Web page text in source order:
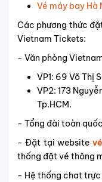
Vé máy bay Hà
Các phương thức
Vietnam Tickets:
- Văn phòng
VP1: 69 Võ Thị
VP2: 173
Tp.HCM.
- Tổng đài toàn
- Đặt tại website
thống đặt vé thông
- Hệ thống chat trực